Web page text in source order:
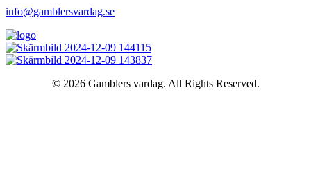
info@gamblersvardag.se
© 2026 Gamblers vardag. All Rights Reserved.